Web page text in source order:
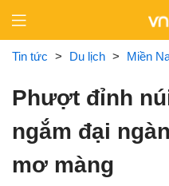
content
Tin tức > Du lịch > Miền
Phượt đỉnh
ngắm đại
mơ màng